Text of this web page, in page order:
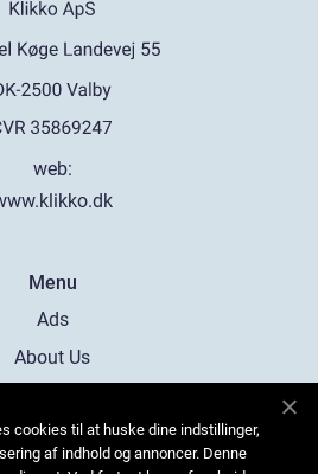
web:
Menu
Ads
About Us
Contact
cookies til at huske dine indstillinger,
af indhold og annoncer. Denne